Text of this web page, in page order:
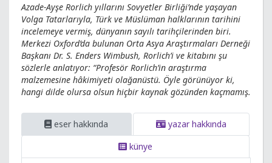
Azade-Ayşe Rorlich yıllarını Sovyetler Birliği’nde yaşayan
Volga Tatarlarıyla, Türk ve Müslüman halklarının tarihini
incelemeye vermiş, dünyanın sayılı tarihçilerinden biri.
Merkezi Oxford’da bulunan Orta Asya Araştırmaları Derneği
Başkanı Dr. S. Enders Wimbush, Rorlich’i ve kitabını şu
sözlerle anlatıyor: “Profesör Rorlich’in araştırma
malzemesine hâkimiyeti olağanüstü. Öyle görünüyor ki,
hangi dilde olursa olsun hiçbir kaynak gözünden kaçmamış.
eser hakkında
yazar hakkında
künye